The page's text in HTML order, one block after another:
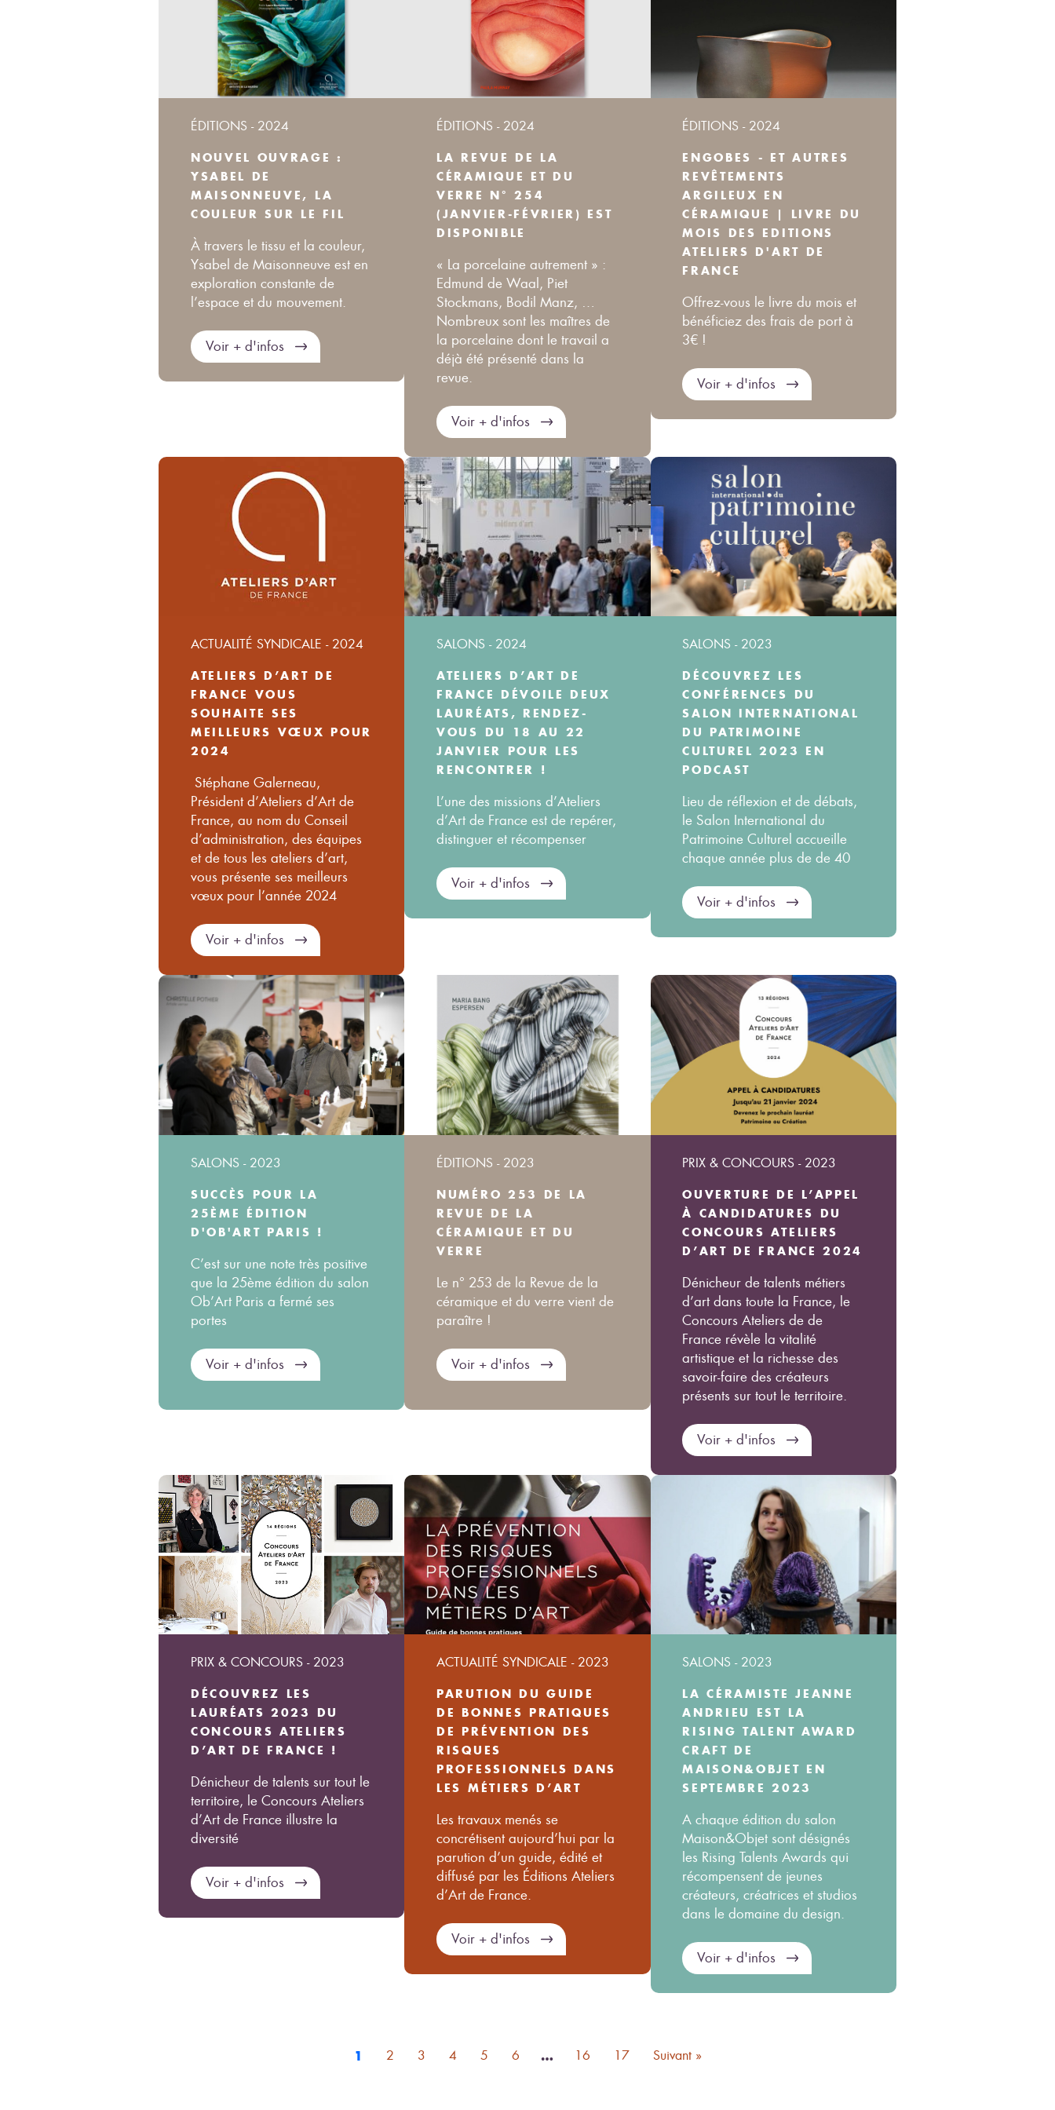
ÉDITIONS - 2024
NOUVEL OUVRAGE :
YSABEL DE
MAISONNEUVE, LA
COULEUR SUR LE FIL
À travers le tissu et la couleur,
Ysabel de Maisonneuve est en
exploration constante de
l’espace et du mouvement.
Voir + d'infos
ÉDITIONS - 2024
LA REVUE DE LA
CÉRAMIQUE ET DU
VERRE N° 254
(JANVIER-FÉVRIER) EST
DISPONIBLE
« La porcelaine autrement » :
Edmund de Waal, Piet
Stockmans, Bodil Manz, …
Nombreux sont les maîtres de
la porcelaine dont le travail a
déjà été présenté dans la
revue.
Voir + d'infos
ÉDITIONS - 2024
ENGOBES - ET AUTRES
REVÊTEMENTS
ARGILEUX EN
CÉRAMIQUE | LIVRE DU
MOIS DES EDITIONS
ATELIERS D'ART DE
FRANCE
Offrez-vous le livre du mois et
bénéficiez des frais de port à
3€ !
Voir + d'infos
ACTUALITÉ SYNDICALE - 2024
ATELIERS D’ART DE
FRANCE VOUS
SOUHAITE SES
MEILLEURS VŒUX POUR
2024
Stéphane Galerneau,
Président d’Ateliers d’Art de
France, au nom du Conseil
d’administration, des équipes
et de tous les ateliers d’art,
vous présente ses meilleurs
vœux pour l’année 2024
Voir + d'infos
SALONS - 2024
ATELIERS D’ART DE
FRANCE DÉVOILE DEUX
LAURÉATS, RENDEZ-
VOUS DU 18 AU 22
JANVIER POUR LES
RENCONTRER !
L’une des missions d’Ateliers
d’Art de France est de repérer,
distinguer et récompenser
Voir + d'infos
SALONS - 2023
DÉCOUVREZ LES
CONFÉRENCES DU
SALON INTERNATIONAL
DU PATRIMOINE
CULTUREL 2023 EN
PODCAST
Lieu de réflexion et de débats,
le Salon International du
Patrimoine Culturel accueille
chaque année plus de de 40
Voir + d'infos
SALONS - 2023
SUCCÈS POUR LA
25ÈME ÉDITION
D'OB'ART PARIS !
C’est sur une note très positive
que la 25ème édition du salon
Ob’Art Paris a fermé ses
portes
Voir + d'infos
ÉDITIONS - 2023
NUMÉRO 253 DE LA
REVUE DE LA
CÉRAMIQUE ET DU
VERRE
Le n° 253 de la Revue de la
céramique et du verre vient de
paraître !
Voir + d'infos
PRIX & CONCOURS - 2023
OUVERTURE DE L’APPEL
À CANDIDATURES DU
CONCOURS ATELIERS
D’ART DE FRANCE 2024
Dénicheur de talents métiers
d’art dans toute la France, le
Concours Ateliers de de
France révèle la vitalité
artistique et la richesse des
savoir-faire des créateurs
présents sur tout le territoire.
Voir + d'infos
PRIX & CONCOURS - 2023
DÉCOUVREZ LES
LAURÉATS 2023 DU
CONCOURS ATELIERS
D’ART DE FRANCE !
Dénicheur de talents sur tout le
territoire, le Concours Ateliers
d’Art de France illustre la
diversité
Voir + d'infos
ACTUALITÉ SYNDICALE - 2023
PARUTION DU GUIDE
DE BONNES PRATIQUES
DE PRÉVENTION DES
RISQUES
PROFESSIONNELS DANS
LES MÉTIERS D’ART
Les travaux menés se
concrétisent aujourd’hui par la
parution d’un guide, édité et
diffusé par les Éditions Ateliers
d’Art de France.
Voir + d'infos
SALONS - 2023
LA CÉRAMISTE JEANNE
ANDRIEU EST LA
RISING TALENT AWARD
CRAFT DE
MAISON&OBJET EN
SEPTEMBRE 2023
A chaque édition du salon
Maison&Objet sont désignés
les Rising Talents Awards qui
récompensent de jeunes
créateurs, créatrices et studios
dans le domaine du design.
Voir + d'infos
1 2 3 4 5 6 … 16 17 Suivant »